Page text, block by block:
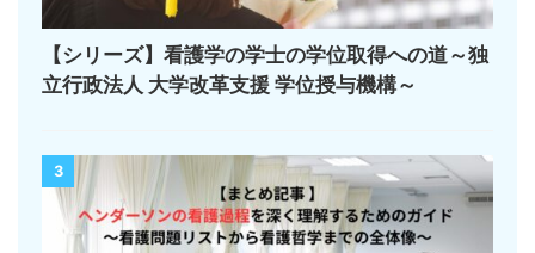
【シリーズ】看護学の学士の学位取得への道～独
立行政法人 大学改革支援 学位授与機構～
3